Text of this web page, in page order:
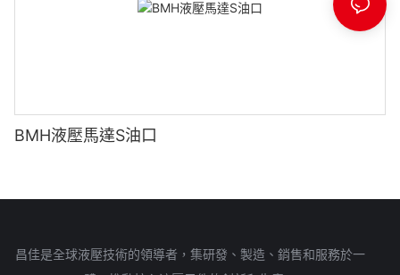
BMH液壓馬達S油口
昌佳是全球液壓技術的領導者，集研發、製造、銷售和服務於一